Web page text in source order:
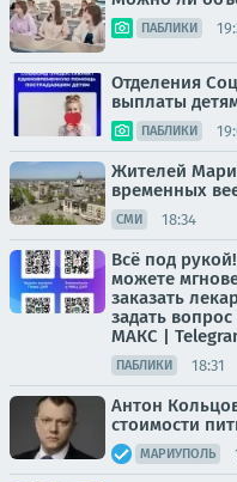
ПАБЛИКИ
Отделения
выплаты
ПАБЛИКИ
Жителей
временных
СМИ 18:34
Всё под
можете
заказать
задать
МАКС |
ПАБЛИКИ 18:31
Антон
стоимости
МАРИУПОЛЬ